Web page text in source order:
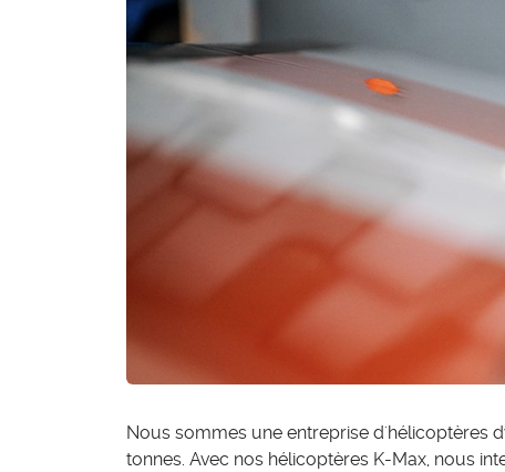
Nous sommes une entreprise d'hélicoptères
tonnes. Avec nos hélicoptères K-Max, nous